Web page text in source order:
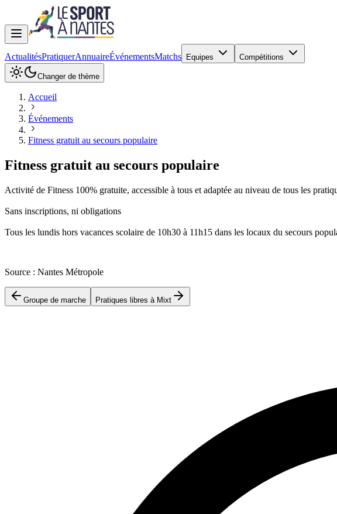
ActualitésPratiquerAnnuaireÉvénementsMatchs Equipes Compétitions
Changer de thème
Accueil
Événements
Fitness gratuit au secours populaire
Fitness gratuit au secours populaire
Activité de Fitness 100% gratuite, accessible à tous et adaptée au niveau de tous les
Sans inscriptions, ni obligations
Tous les lundis hors vacances scolaire de 10h30 à 11h15 dans les locaux du secours
Source : Nantes Métropole
Groupe de marche Pratiques libres à Mixt